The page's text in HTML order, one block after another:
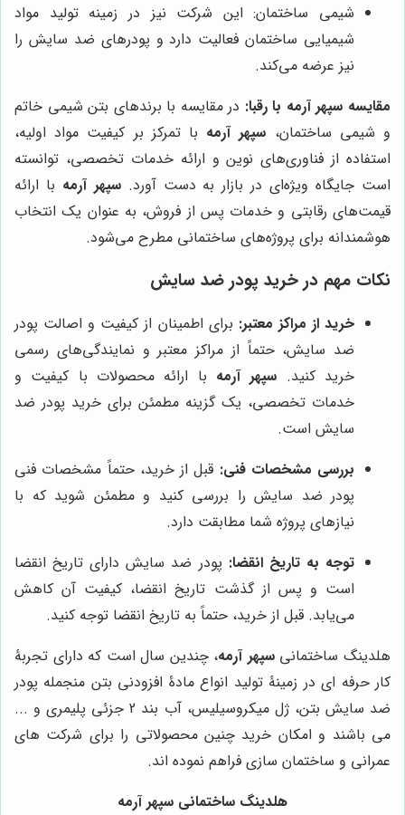
شیمی ساختمان: این شرکت نیز در زمینه تولید مواد
شیمیایی ساختمان فعالیت دارد و پودرهای ضد سایش را
نیز عرضه می‌کند.
مقایسه سپهر آرمه با رقبا: در مقایسه با برندهای بتن شیمی خاتم
و شیمی ساختمان، سپهر آرمه با تمرکز بر کیفیت مواد اولیه،
استفاده از فناوری‌های نوین و ارائه خدمات تخصصی، توانسته
است جایگاه ویژه‌ای در بازار به دست آورد.سپهر آرمه با ارائه
قیمت‌های رقابتی و خدمات پس از فروش، به عنوان یک انتخاب
هوشمندانه برای پروژه‌های ساختمانی مطرح می‌شود.
نکات مهم در خرید پودر ضد سایش
خرید از مراکز معتبر: برای اطمینان از کیفیت و اصالت پودر
ضد سایش، حتماً از مراکز معتبر و نمایندگی‌های رسمی
خرید کنید. سپهر آرمه با ارائه محصولات با کیفیت و
خدمات تخصصی، یک گزینه مطمئن برای خرید پودر ضد
سایش است.
بررسی مشخصات فنی: قبل از خرید، حتماً مشخصات فنی
پودر ضد سایش را بررسی کنید و مطمئن شوید که با
نیازهای پروژه شما مطابقت دارد.
توجه به تاریخ انقضا: پودر ضد سایش دارای تاریخ انقضا
است و پس از گذشت تاریخ انقضا، کیفیت آن کاهش
می‌یابد. قبل از خرید، حتماً به تاریخ انقضا توجه کنید.
هلدینگ ساختمانیسپهر آرمه، چندین سال است که دارای تجربۀ
کار حرفه ای در زمینۀ تولید انواع مادۀ افزودنی بتن منجمله پودر
ضد سایش بتن، ژل میکروسیلیس، آب بند 2 جزئی پلیمری و ...
می باشند و امکان خرید چنین محصولاتی را برای شرکت های
عمرانی و ساختمان سازی فراهم نموده اند.
هلدینگ ساختمانی سپهر آرمه